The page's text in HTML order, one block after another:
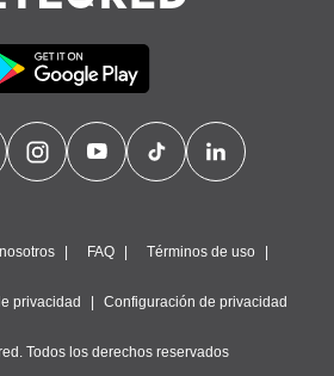
FAQ Términos de uso
privacidad Configuración de privacidad
Todos los derechos reservados